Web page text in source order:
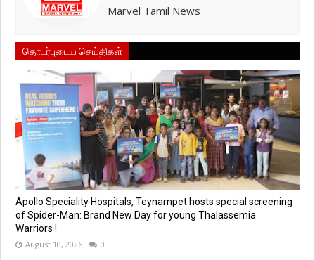
Marvel Tamil News
தொடர்புடைய செய்திகள்
Apollo Speciality Hospitals, Teynampet hosts special screening
of Spider-Man: Brand New Day for young Thalassemia
Warriors !
August 10, 2026 0